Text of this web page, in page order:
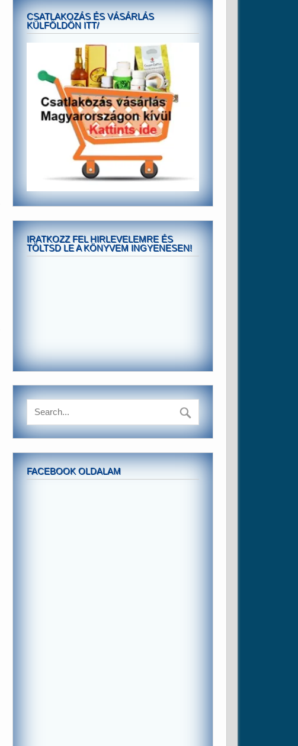
CSATLAKOZÁS ÉS VÁSÁRLÁS
KÜLFÖLDÖN ITT/
IRATKOZZ FEL HIRLEVELEMRE ÉS
TÖLTSD LE A KÖNYVEM INGYENESEN!
FACEBOOK OLDALAM